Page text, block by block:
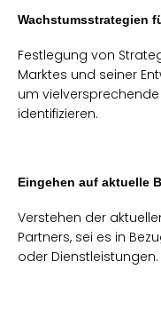
Wachstumsstrategien
Festlegung von
Marktes und seiner
um vielversprechende
identifizieren.
Eingehen auf aktuelle
Verstehen der
Partners, sei es in
oder Dienstleistungen.